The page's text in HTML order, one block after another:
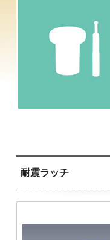
耐震ラッチ